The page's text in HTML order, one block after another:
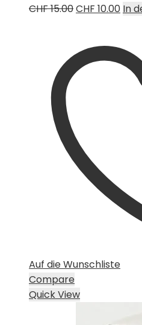
CHF15.00
CHF 15.00
CHF 10.00
CHF
In
Auf die Wunschliste
Compare
Quick View